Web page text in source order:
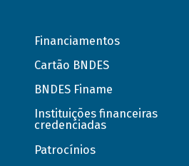
Financiamentos
Cartão BNDES
BNDES Finame
Instituições financeiras
credenciadas
Patrocínios